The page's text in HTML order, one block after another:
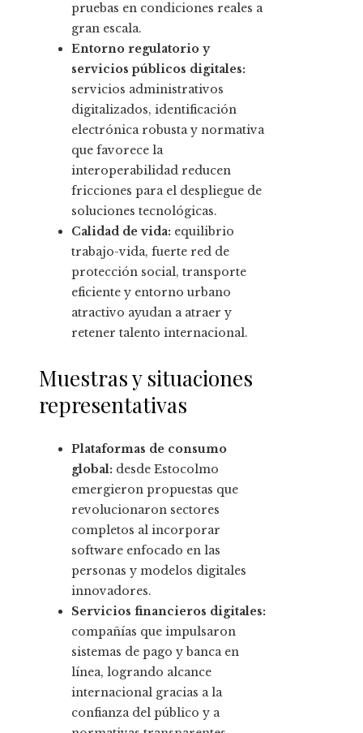
pruebas en condiciones reales a
gran escala.
Entorno regulatorio y
servicios públicos digitales:
servicios administrativos
digitalizados, identificación
electrónica robusta y normativa
que favorece la
interoperabilidad reducen
fricciones para el despliegue de
soluciones tecnológicas.
Calidad de vida: equilibrio
trabajo-vida, fuerte red de
protección social, transporte
eficiente y entorno urbano
atractivo ayudan a atraer y
retener talento internacional.
Muestras y situaciones
representativas
Plataformas de consumo
global: desde Estocolmo
emergieron propuestas que
revolucionaron sectores
completos al incorporar
software enfocado en las
personas y modelos digitales
innovadores.
Servicios financieros digitales:
compañías que impulsaron
sistemas de pago y banca en
línea, logrando alcance
internacional gracias a la
confianza del público y a